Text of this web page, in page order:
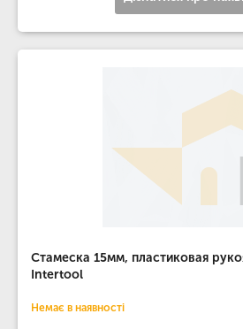
Стамеска 15мм, пластиковая
Intertool
Немає в наявності